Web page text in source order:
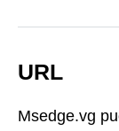
URL
Msedge.vg